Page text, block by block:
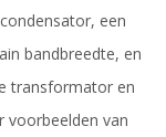
een
bandbreedte, en
transformator en
voorbeelden van